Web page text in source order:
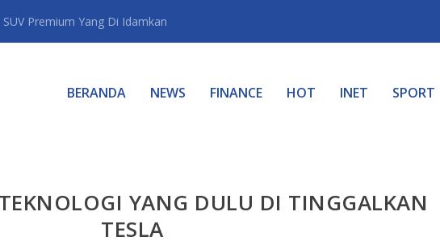
Premium Yang Di Idamkan
BERANDA NEWS FINANCE HOT INET SPORT
YANG DULU DI TINGGALKAN
TESLA